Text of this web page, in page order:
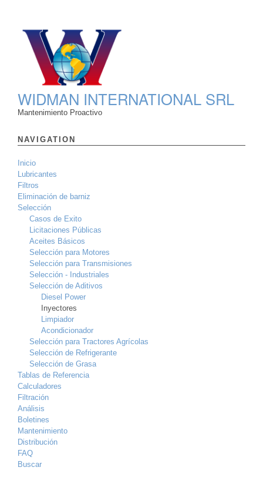
WIDMAN INTERNATIONAL SRL
Mantenimiento Proactivo
NAVIGATION
Inicio
Lubricantes
Filtros
Eliminación de barniz
Selección
Casos de Exito
Licitaciones Públicas
Aceites Básicos
Selección para Motores
Selección para Transmisiones
Selección - Industriales
Selección de Aditivos
Diesel Power
Inyectores
Limpiador
Acondicionador
Selección para Tractores Agrícolas
Selección de Refrigerante
Selección de Grasa
Tablas de Referencia
Calculadores
Filtración
Análisis
Boletines
Mantenimiento
Distribución
FAQ
Buscar